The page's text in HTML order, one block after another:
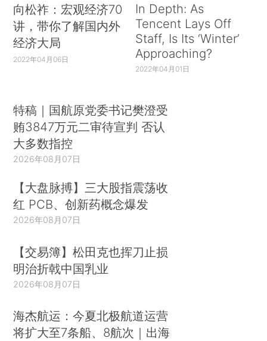
向松祚：宏观经济70
讲，带你了解国内外
经济大局
2022年04月06日
In Depth: As
Tencent Lays Off
Staff, Is Its ‘Winter’
Approaching?
2022年04月01日
特稿｜国航原党委书记樊澄受
贿3847万元二审待宣判 否认
大多数指控
2026年08月07日
【大盘脉搏】三大股指震荡收
红 PCB、创新药概念爆发
2026年08月07日
【交易簿】松田克也挥刀止损
明治折戟中国乳业
2026年08月07日
海杰航运：今夏北极航道运营
将扩大至7条船、8航次｜出海